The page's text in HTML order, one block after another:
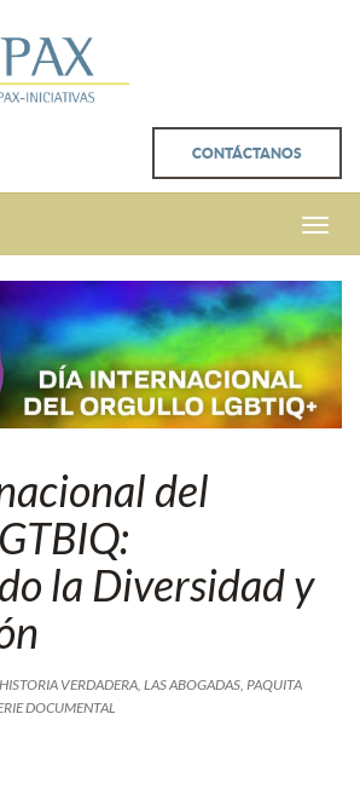
CONTÁCTANOS
Toggle
del
la Diversidad y
VERDADERA, LAS ABOGADAS, PAQUITA
DOCUMENTAL